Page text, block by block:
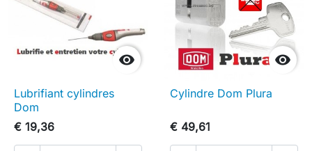

Lubrifiant cylindres
Dom
€ 19,36

Cylindre Dom Plura
€ 49,61